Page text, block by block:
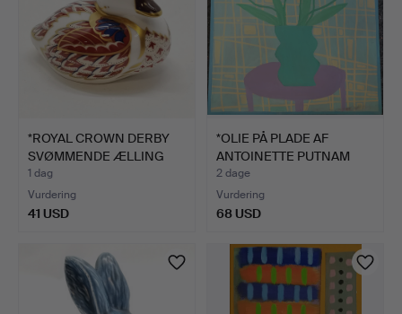
*ROYAL CROWN DERBY
SVØMMENDE ÆLLING
BREVPA…
1 dag
Vurdering
41 USD
*OLIE PÅ PLADE AF
ANTOINETTE PUTNAM
'WAVIN…
2 dage
Vurdering
68 USD